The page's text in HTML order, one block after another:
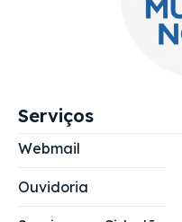
Serviços
Webmail
Ouvidoria